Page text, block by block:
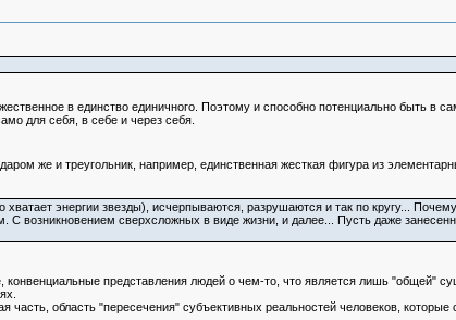
в единство единичного. Поэтому и способно потенциально быть в
для себя, в себе и через себя.
же и треугольник, например, единственная жесткая фигура из
энергии звезды), исчерпываются, разрушаются и так по кругу...
С возникновением сверхсложных в виде жизни, и далее... Пусть даже
конвенциальные представления людей о чем-то, что является лишь "общей"
область "пересечения" субъективных реальностей человеков,